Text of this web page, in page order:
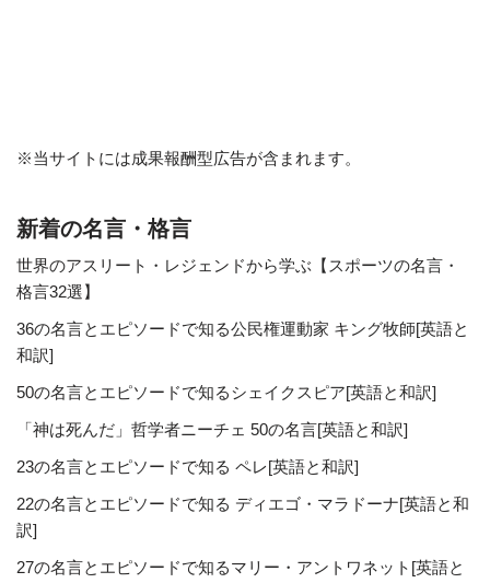
※当サイトには成果報酬型広告が含まれます。
新着の名言・格言
世界のアスリート・レジェンドから学ぶ【スポーツの名言・
格言32選】
36の名言とエピソードで知る公民権運動家 キング牧師[英語と
和訳]
50の名言とエピソードで知るシェイクスピア[英語と和訳]
「神は死んだ」哲学者ニーチェ 50の名言[英語と和訳]
23の名言とエピソードで知る ペレ[英語と和訳]
22の名言とエピソードで知る ディエゴ・マラドーナ[英語と和
訳]
27の名言とエピソードで知るマリー・アントワネット[英語と